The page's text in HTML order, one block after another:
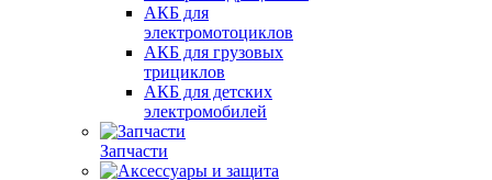
АКБ для
электромотоциклов
АКБ для грузовых
трициклов
АКБ для детских
электромобилей
Запчасти